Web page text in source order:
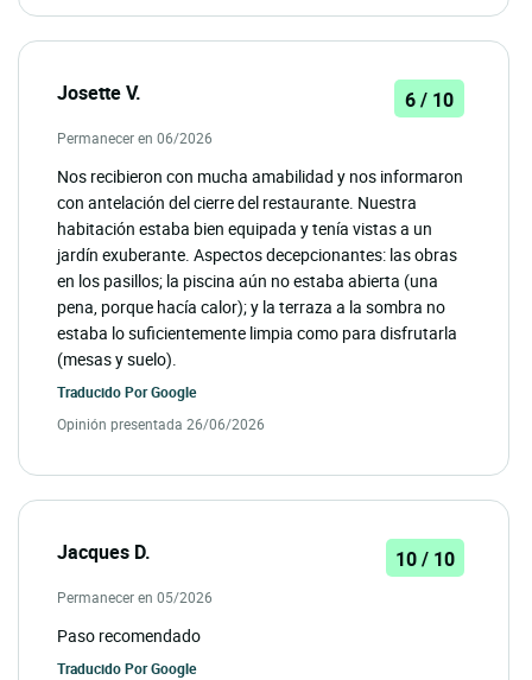
Josette V. 6 / 10
Permanecer en 06/2026
Nos recibieron con mucha amabilidad y nos informaron
con antelación del cierre del restaurante. Nuestra
habitación estaba bien equipada y tenía vistas a un
jardín exuberante. Aspectos decepcionantes: las obras
en los pasillos; la piscina aún no estaba abierta (una
pena, porque hacía calor); y la terraza a la sombra no
estaba lo suficientemente limpia como para disfrutarla
(mesas y suelo).
Traducido PorGoogle
Opinión presentada 26/06/2026
Jacques D. 10 / 10
Permanecer en 05/2026
Paso recomendado
Traducido PorGoogle